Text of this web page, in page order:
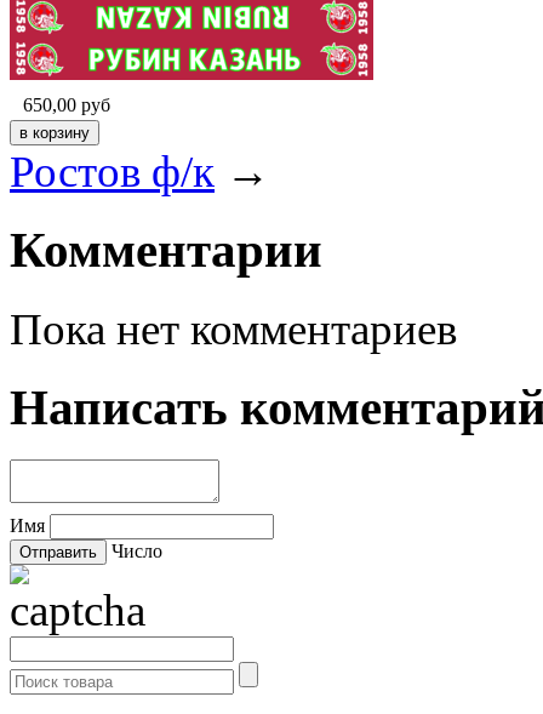
650,00 руб
Ростов ф/к →
Комментарии
Пока нет комментариев
Написать
Имя
Число